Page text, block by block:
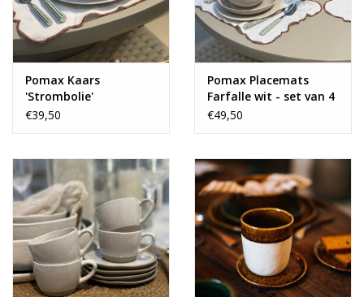
Pomax Kaars
'Strombolie'
€39,50
Pomax Placemats
Farfalle wit - set van 4
€49,50